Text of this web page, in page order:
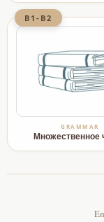
B1-B2
GRAMMAR
Множественное